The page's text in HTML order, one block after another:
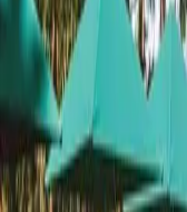
Arena du Vieux Port